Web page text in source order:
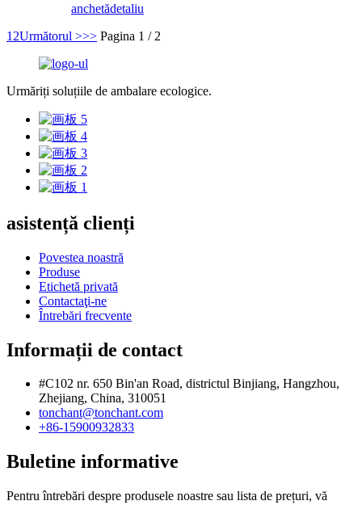
anchetădetaliu
1 2Următorul >>> Pagina 1 / 2
Urmăriți soluțiile de ambalare ecologice.
asistență clienți
Povestea noastră
Produse
Etichetă privată
Contactaţi-ne
Întrebări frecvente
Informații de contact
#C102 nr. 650 Bin'an Road, districtul Binjiang, Hangzhou,
Zhejiang, China, 310051
tonchant@tonchant.com
+86-15900932833
Buletine informative
Pentru întrebări despre produsele noastre sau lista de prețuri, vă